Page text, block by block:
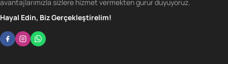
avantajlarımızla sizlere hizmet vermekten gurur duyuyoruz.
Hayal Edin, Biz Gerçekleştirelim!